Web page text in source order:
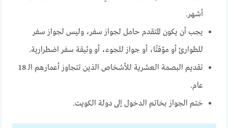
أشهر.
يجب أن يكون المتقدم حامل لجواز سفر، وليس لجواز سفر
للطوارئ أو مؤقتًا، أو جواز للجوء، أو وثيقة سفر اضطرارية.
تقديم البصمة العشرية للأشخاص الذين تتجاوز أعمارهم الـ 18
عام.
ختم الجواز بخاتم الدخول إلى دولة الكويت.